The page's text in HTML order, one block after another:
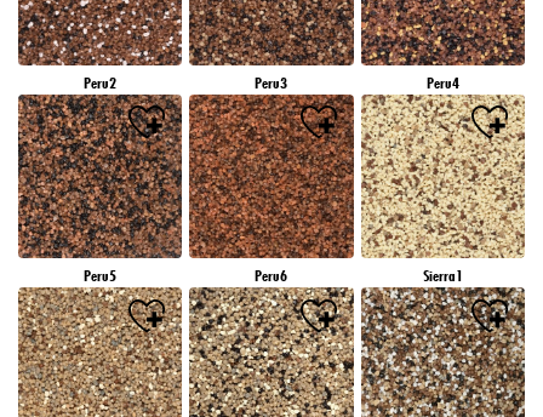
Peru2 Peru3 Peru4
Peru5 Peru6 Sierra1